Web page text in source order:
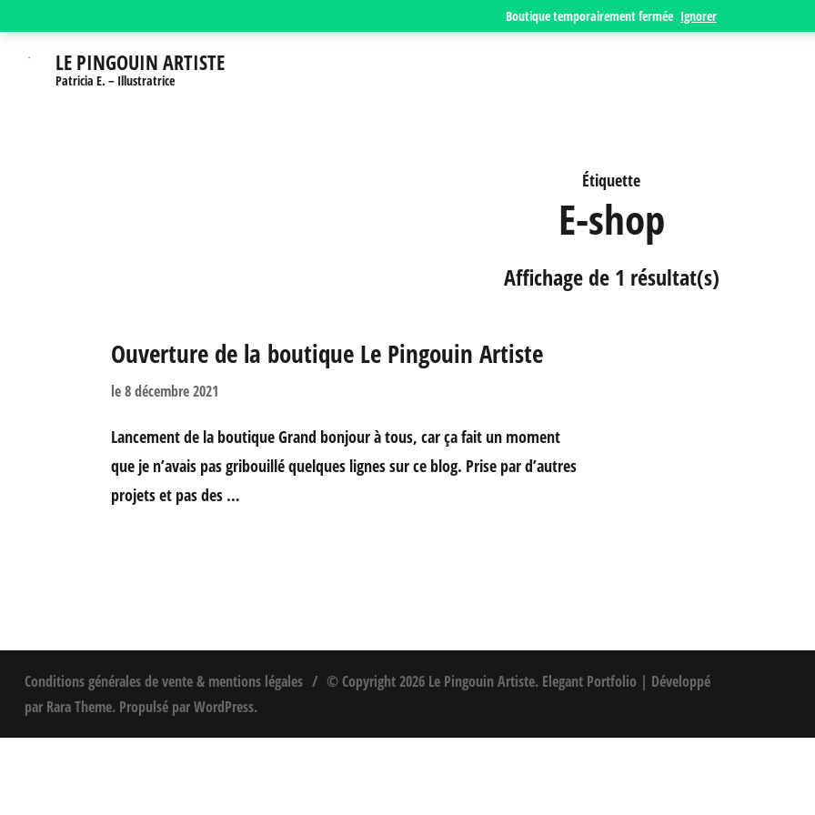
Boutique temporairement fermée Ignorer
LE PINGOUIN ARTISTE
Patricia E. – Illustratrice
Étiquette
E-shop
Affichage de 1 résultat(s)
Ouverture de la boutique Le Pingouin Artiste
le8 décembre 2021
Lancement de la boutique Grand bonjour à tous, car ça fait un moment
que je n’avais pas gribouillé quelques lignes sur ce blog. Prise par d’autres
projets et pas des …
Conditions générales de vente & mentions légales © Copyright 2026 Le Pingouin Artiste. Elegant Portfolio | Développé
par Rara Theme. Propulsé parWordPress.